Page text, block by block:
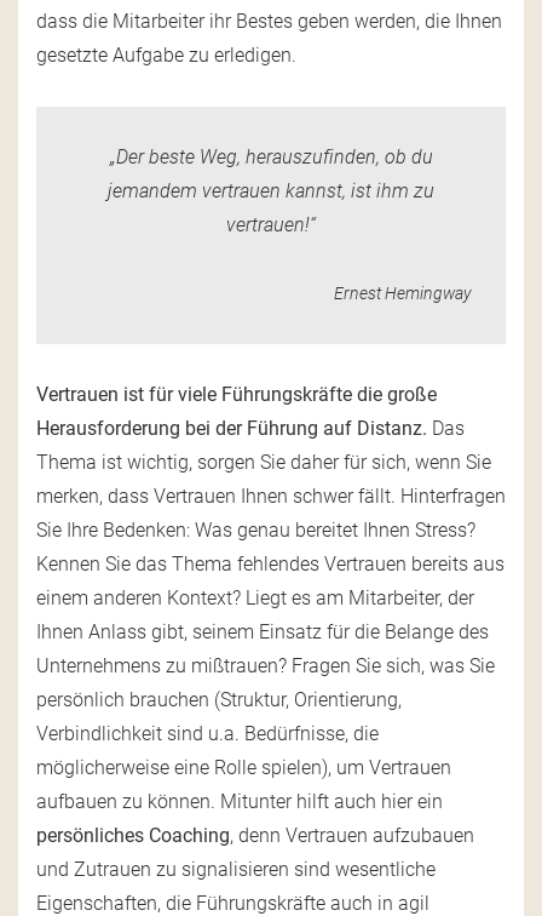
dass die Mitarbeiter ihr Bestes geben werden, die Ihnen
gesetzte Aufgabe zu erledigen.
„Der beste Weg, herauszufinden, ob du
jemandem vertrauen kannst, ist ihm zu
vertrauen!“
Ernest Hemingway
Vertrauen ist für viele Führungskräfte die große
Herausforderung bei der Führung auf Distanz. Das
Thema ist wichtig, sorgen Sie daher für sich, wenn Sie
merken, dass Vertrauen Ihnen schwer fällt. Hinterfragen
Sie Ihre Bedenken: Was genau bereitet Ihnen Stress?
Kennen Sie das Thema fehlendes Vertrauen bereits aus
einem anderen Kontext? Liegt es am Mitarbeiter, der
Ihnen Anlass gibt, seinem Einsatz für die Belange des
Unternehmens zu mißtrauen? Fragen Sie sich, was Sie
persönlich brauchen (Struktur, Orientierung,
Verbindlichkeit sind u.a. Bedürfnisse, die
möglicherweise eine Rolle spielen), um Vertrauen
aufbauen zu können. Mitunter hilft auch hier ein
persönliches Coaching, denn Vertrauen aufzubauen
und Zutrauen zu signalisieren sind wesentliche
Eigenschaften, die Führungskräfte auch in agil